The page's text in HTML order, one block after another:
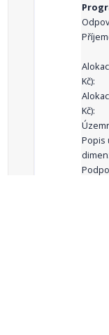
Kč):
Kč):
Popis